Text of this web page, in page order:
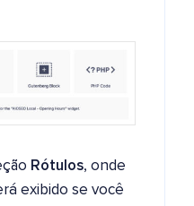
Rótulos, onde
exibido se você